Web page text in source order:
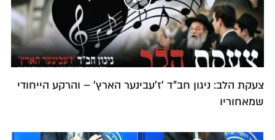
צעקת הלב: ניגון חב"ד 'ז'עבינער הארץ' – והרקע הייחודי
שמאחוריו